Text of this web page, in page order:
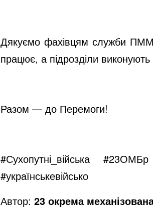
Дякуємо фахівцям служби ПММ
працює, а підрозділи
Разом — до Перемоги!
#Сухопутні_війська #23ОМБр
#українськевійсько
Автор: 23 окрема